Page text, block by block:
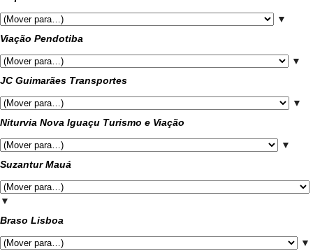
▼
Viação Pendotiba
▼
JC Guimarães Transportes
▼
Niturvia Nova Iguaçu Turismo e Viação
▼
Suzantur Mauá
▼
Braso Lisboa
▼